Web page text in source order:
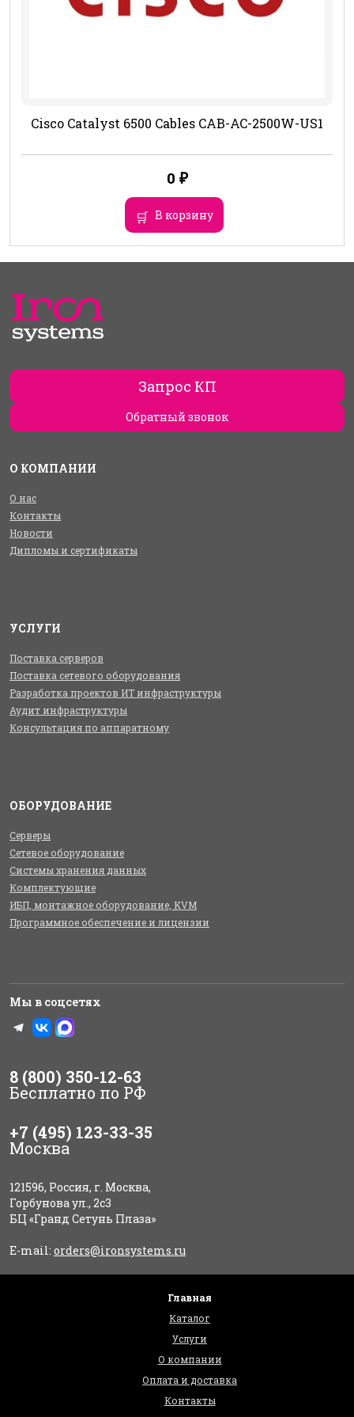
Cisco Catalyst 6500 Cables CAB-AC-2500W-US1
0 ₽
В корзину
Запрос КП
Обратный звонок
О КОМПАНИИ
О нас
Контакты
Новости
Дипломы и сертификаты
УСЛУГИ
Поставка серверов
Поставка сетевого оборудования
Разработка проектов ИТ инфраструктуры
Аудит инфраструктуры
Консультация по аппаратному
ОБОРУДОВАНИЕ
Серверы
Сетевое оборудование
Системы хранения данных
Комплектующие
ИБП, монтажное оборудование, KVM
Программное обеспечение и лицензии
Мы в соцсетях
8 (800) 350-12-63
Бесплатно по РФ
+7 (495) 123-33-35
Москва
121596, Россия, г. Москва,
Горбунова ул., 2с3
БЦ «Гранд Сетунь Плаза»
E-mail: orders@ironsystems.ru
Главная
Каталог
Услуги
О компании
Оплата и доставка
Контакты